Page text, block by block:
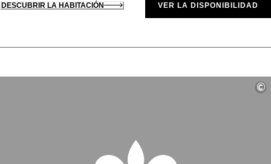
DESCUBRIR LA HABITACIÓN VER LA DISPONIBILIDAD
©